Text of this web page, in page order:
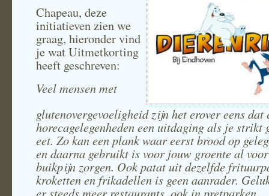
Chapeau, deze
initiatieven zien we
graag, hieronder vind
je wat Uitmetkorting
heeft geschreven:
Veel mensen met
glutenovergevoeligheid zijn het erover eens dat
horecagelegenheden een uitdaging als je strikt
eet. Zo kan een plank waar eerst brood op
en daarna gebruikt is voor jouw groente al
buikpijn zorgen. Ook patat uit dezelfde
kroketten en frikadellen is geen aanrader.
er steeds meer restaurants, ook in pretparken,